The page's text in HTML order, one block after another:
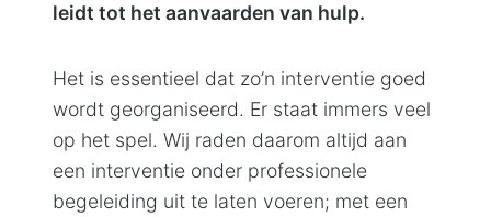
leidt tot het aanvaarden van hulp.
Het is essentieel dat zo’n interventie goed
wordt georganiseerd. Er staat immers veel
op het spel. Wij raden daarom altijd aan
een interventie onder professionele
begeleiding uit te laten voeren; met een